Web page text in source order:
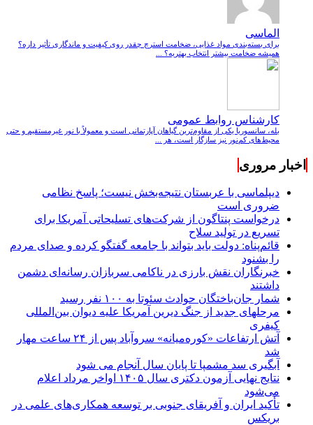
الماسی
برای بسته‌بندی مواد غذایی، ضخامت استرچ چقدر روی کیفیت و ماندگاری تأثیر داره؟
همیشه ضخامت بیشتر انتخاب بهتریه؟ ...
کارشناس روابط عمومی
بله، سانسوریا یکی از مقاوم‌ترین گیاهان آپارتمانی است و معمولاً با نور غیرمستقیم و حتی
محیط‌های کم‌نور نیز سازگار است، هر ...
اخبار مروری
دیپلماسی با عربستان نتیجه‌بخش نیست؛ پاسخ نظامی
ضروری است
درخواست پنتاگون از شرکت‌های تسلیحاتی آمریکا برای
تسریع در تولید سلاح
قائم‌پناه: دولت باید بتواند با جامعه گفتگو کرده و صدای مردم
را بشنود
خبرنگاران نقش بارزی در ناکامی سربازان رسانه‌ای دشمن
داشتند
شمار جان‌باختگان حوادث سئوتا به ۱۰۰ نفر رسید
مرحله‎ای جدید از جنگ دیرین آمریکا علیه دیوان بین‌المللی
کیفری
آتش ارتفاعات «کوره‌میانه» سروآباد پس از ۲۴ ساعت مهار
شد
آبگیری سد مشمپا تا پایان سال آنجام می شود
نتایج نهایی آزمون دکتری سال ۱۴۰۵ اواخر مرداد اعلام
می‌شود
تأکید ایران و آفریقای جنوبی بر توسعه همکاری‌های علمی در
بریکس